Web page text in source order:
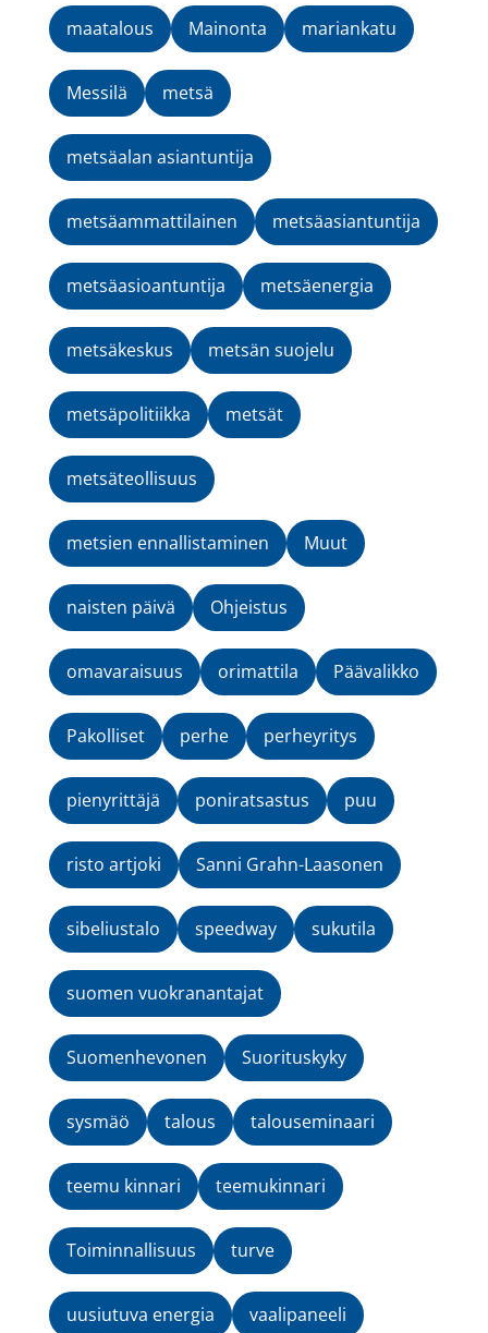
maatalous Mainonta mariankatu
Messilä metsä
metsäalan asiantuntija
metsäammattilainen metsäasiantuntija
metsäasioantuntija metsäenergia
metsäkeskus metsän suojelu
metsäpolitiikka metsät
metsäteollisuus
metsien ennallistaminen Muut
naisten päivä Ohjeistus
omavaraisuus orimattila Päävalikko
Pakolliset perhe perheyritys
pienyrittäjä poniratsastus puu
risto artjoki Sanni Grahn-Laasonen
sibeliustalo speedway sukutila
suomen vuokranantajat
Suomenhevonen Suorituskyky
sysmäö talous talouseminaari
teemu kinnari teemukinnari
Toiminnallisuus turve
uusiutuva energia vaalipaneeli